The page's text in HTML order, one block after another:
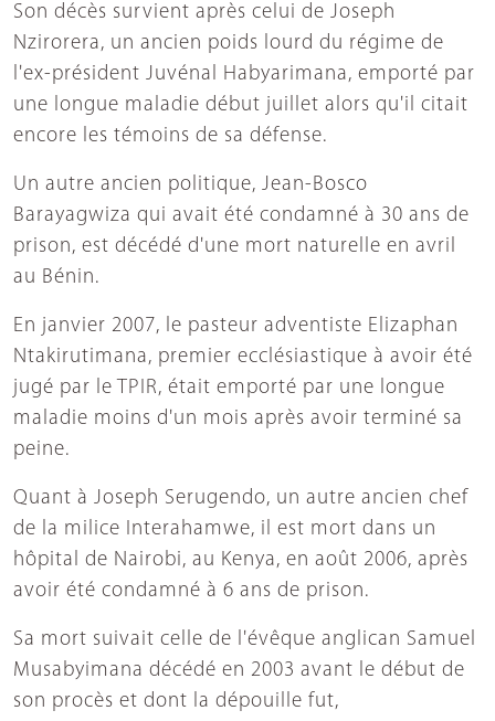
Son décès survient après celui de Joseph
Nzirorera, un ancien poids lourd du régime de
l'ex-président Juvénal Habyarimana, emporté par
une longue maladie début juillet alors qu'il citait
encore les témoins de sa défense.
Un autre ancien politique, Jean-Bosco
Barayagwiza qui avait été condamné à 30 ans de
prison, est décédé d'une mort naturelle en avril
au Bénin.
En janvier 2007, le pasteur adventiste Elizaphan
Ntakirutimana, premier ecclésiastique à avoir été
jugé par le TPIR, était emporté par une longue
maladie moins d'un mois après avoir terminé sa
peine.
Quant à Joseph Serugendo, un autre ancien chef
de la milice Interahamwe, il est mort dans un
hôpital de Nairobi, au Kenya, en août 2006, après
avoir été condamné à 6 ans de prison.
Sa mort suivait celle de l'évêque anglican Samuel
Musabyimana décédé en 2003 avant le début de
son procès et dont la dépouille fut,